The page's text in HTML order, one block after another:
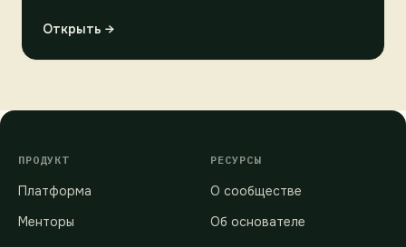
Открыть →
ПРОДУКТ
Платформа
Менторы
РЕСУРСЫ
О сообществе
Об основателе